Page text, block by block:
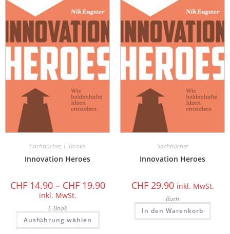
Sachbücher, E-Books
Innovation Heroes
CHF14.90 – CHF19.90
inkl. MwSt.
E-Book
Ausführung wählen
Sachbücher
Innovation Heroes
CHF29.90 inkl. MwSt.
Buch
In den Warenkorb